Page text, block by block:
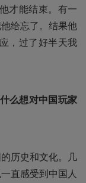
才能结束。有一
给忘了。结果他
，过了好半天我
么想对中国玩家
历史和文化。几
直感受到中国人